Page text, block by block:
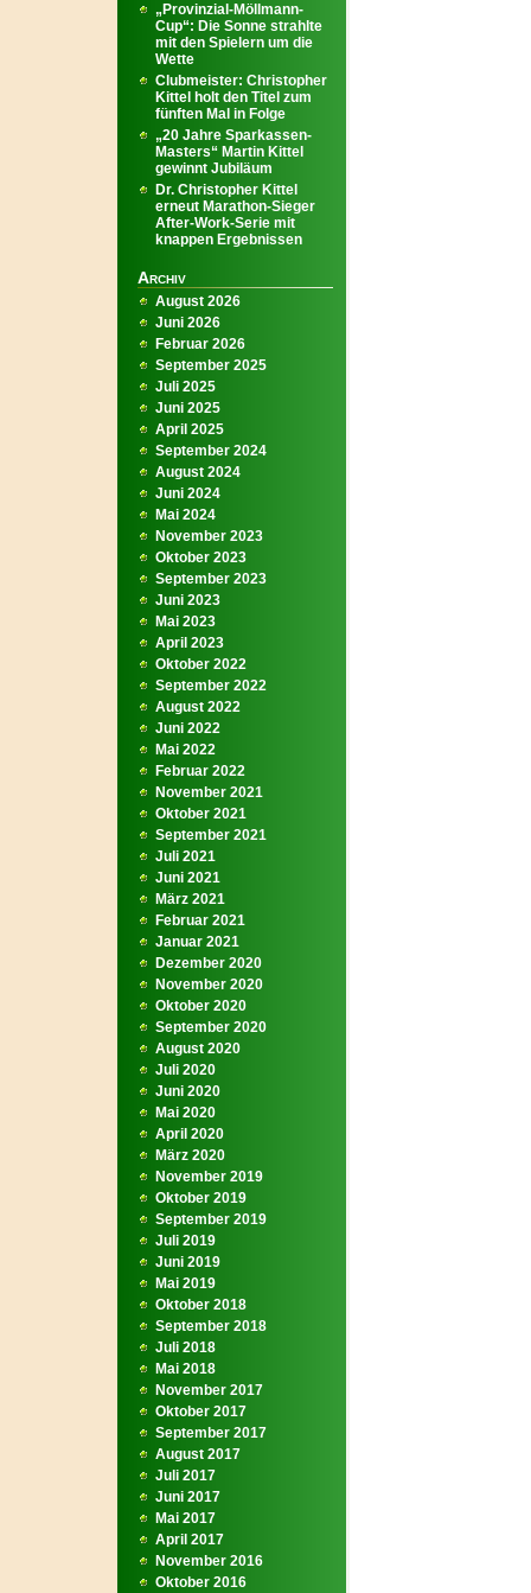
„Provinzial-Möllmann-
Cup“: Die Sonne strahlte
mit den Spielern um die
Wette
Clubmeister: Christopher
Kittel holt den Titel zum
fünften Mal in Folge
„20 Jahre Sparkassen-
Masters“ Martin Kittel
gewinnt Jubiläum
Dr. Christopher Kittel
erneut Marathon-Sieger
After-Work-Serie mit
knappen Ergebnissen
Archiv
August 2026
Juni 2026
Februar 2026
September 2025
Juli 2025
Juni 2025
April 2025
September 2024
August 2024
Juni 2024
Mai 2024
November 2023
Oktober 2023
September 2023
Juni 2023
Mai 2023
April 2023
Oktober 2022
September 2022
August 2022
Juni 2022
Mai 2022
Februar 2022
November 2021
Oktober 2021
September 2021
Juli 2021
Juni 2021
März 2021
Februar 2021
Januar 2021
Dezember 2020
November 2020
Oktober 2020
September 2020
August 2020
Juli 2020
Juni 2020
Mai 2020
April 2020
März 2020
November 2019
Oktober 2019
September 2019
Juli 2019
Juni 2019
Mai 2019
Oktober 2018
September 2018
Juli 2018
Mai 2018
November 2017
Oktober 2017
September 2017
August 2017
Juli 2017
Juni 2017
Mai 2017
April 2017
November 2016
Oktober 2016